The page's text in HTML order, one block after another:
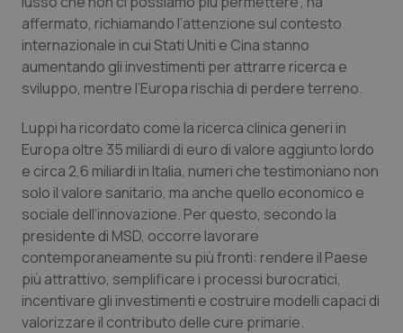
Ulcera & Reflusso
Vaccini
affermato, richiamando l’attenzione sul contesto
internazionale in cui Stati Uniti e Cina stanno
aumentando gli investimenti per attrarre ricerca e
sviluppo, mentre l’Europa rischia di perdere terreno.
Luppi ha ricordato come la ricerca clinica generi in
Europa oltre 35 miliardi di euro di valore aggiunto lordo
e circa 2,6 miliardi in Italia, numeri che testimoniano non
solo il valore sanitario, ma anche quello economico e
sociale dell’innovazione. Per questo, secondo la
presidente di MSD, occorre lavorare
contemporaneamente su più fronti: rendere il Paese
più attrattivo, semplificare i processi burocratici,
incentivare gli investimenti e costruire modelli capaci di
valorizzare il contributo delle cure primarie.